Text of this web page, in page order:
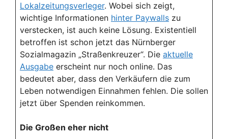
Lokalzeitungsverleger. Wobei sich zeigt,
wichtige Informationen hinter Paywalls zu
verstecken, ist auch keine Lösung. Existentiell
betroffen ist schon jetzt das Nürnberger
Sozialmagazin „Straßenkreuzer“. Die aktuelle
Ausgabe erscheint nur noch online. Das
bedeutet aber, dass den Verkäufern die zum
Leben notwendigen Einnahmen fehlen. Die sollen
jetzt über Spenden reinkommen.
Die Großen eher nicht